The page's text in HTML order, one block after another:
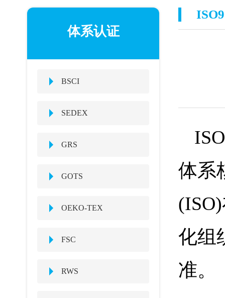
体系认证
BSCI
SEDEX
GRS
GOTS
OEKO-TEX
FSC
RWS
体系
化组
准。